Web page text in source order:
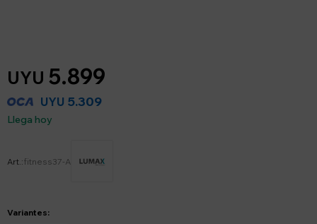
UYU 5.899
UYU 5.309
Llega hoy
fitness37-A
Variantes: